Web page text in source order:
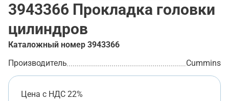
3943366 Прокладка головки
цилиндров
Каталожный номер 3943366
Производитель
Cummins
Цена с НДС 22%